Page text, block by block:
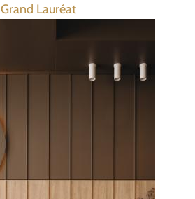
Grand Lauréat